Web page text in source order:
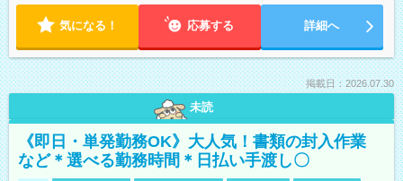
気になる！ 応募する 詳細へ
掲載日：2026.07.30
未読
《即日・単発勤務OK》大人気！書類の封入作業
など＊選べる勤務時間＊日払い手渡し〇